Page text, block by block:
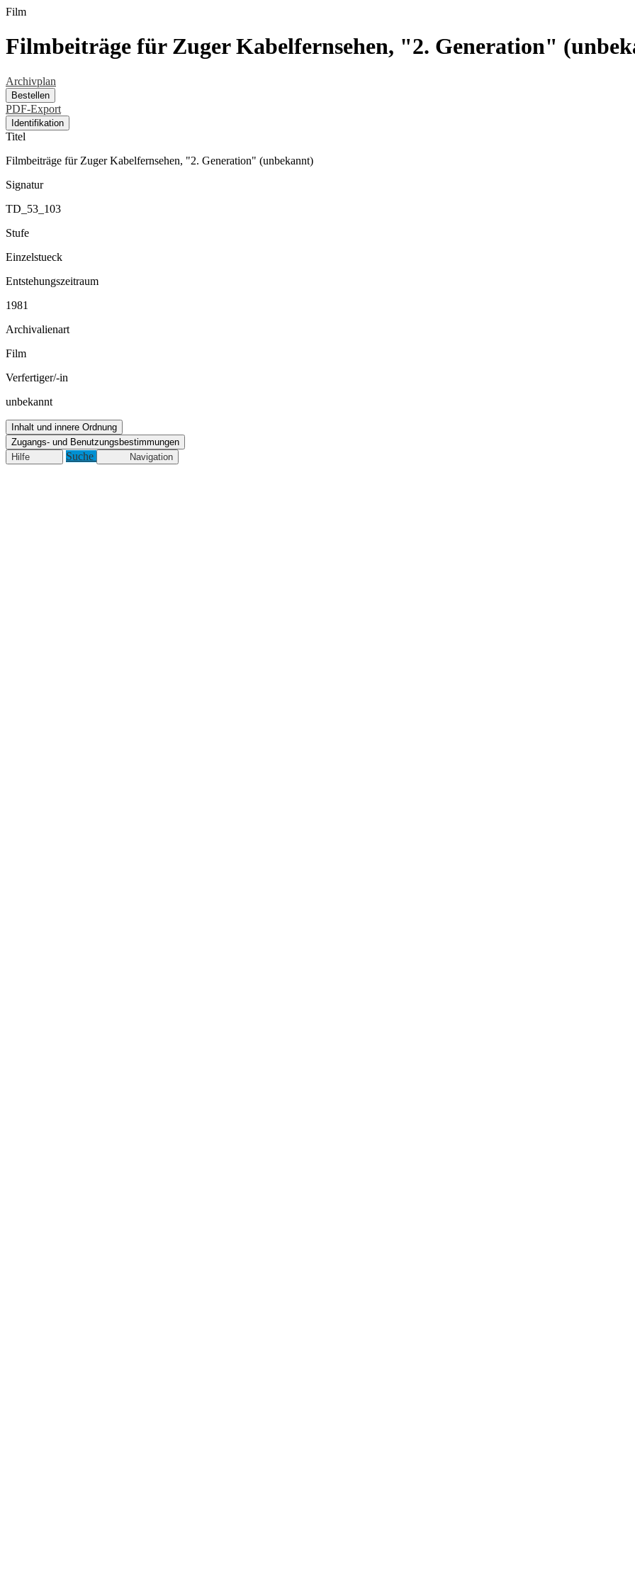
Film
Filmbeiträge für Zuger Kabelfernsehen, "2. Generation"
Archivplan
Bestellen
PDF-Export
Identifikation
Titel
Filmbeiträge für Zuger Kabelfernsehen, "2. Generation" (unbekannt)
Signatur
TD_53_103
Stufe
Einzelstueck
Entstehungszeitraum
1981
Archivalienart
Film
Verfertiger/-in
unbekannt
Inhalt und innere Ordnung
Zugangs- und Benutzungsbestimmungen
Hilfe
Suche Navigation